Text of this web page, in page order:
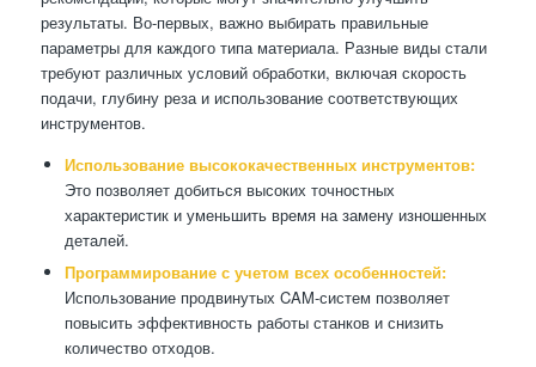
результаты. Во-первых, важно выбирать правильные
параметры для каждого типа материала. Разные виды стали
требуют различных условий обработки, включая скорость
подачи, глубину реза и использование соответствующих
инструментов.
Использование высококачественных инструментов:
Это позволяет добиться высоких точностных
характеристик и уменьшить время на замену изношенных
деталей.
Программирование с учетом всех особенностей:
Использование продвинутых CAM-систем позволяет
повысить эффективность работы станков и снизить
количество отходов.